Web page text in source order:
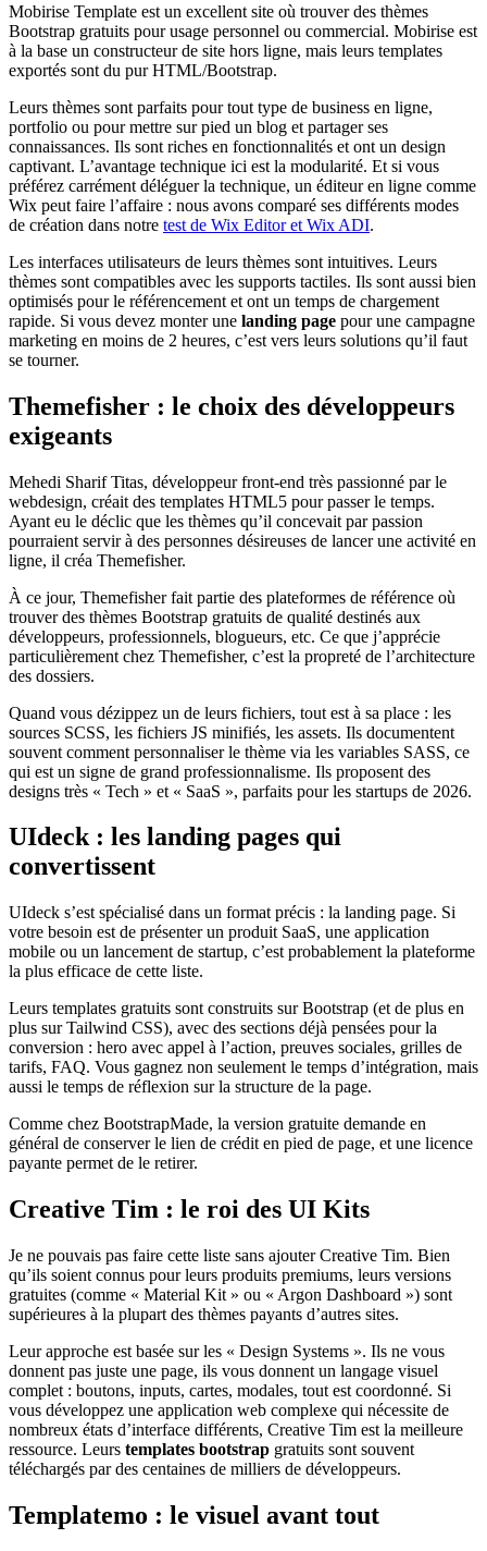
Mobirise Template est un excellent site où trouver des thèmes
Bootstrap gratuits pour usage personnel ou commercial. Mobirise est
à la base un constructeur de site hors ligne, mais leurs templates
exportés sont du pur HTML/Bootstrap.
Leurs thèmes sont parfaits pour tout type de business en ligne,
portfolio ou pour mettre sur pied un blog et partager ses
connaissances. Ils sont riches en fonctionnalités et ont un design
captivant. L’avantage technique ici est la modularité. Et si vous
préférez carrément déléguer la technique, un éditeur en ligne comme
Wix peut faire l’affaire : nous avons comparé ses différents modes
de création dans notre test de Wix Editor et Wix ADI.
Les interfaces utilisateurs de leurs thèmes sont intuitives. Leurs
thèmes sont compatibles avec les supports tactiles. Ils sont aussi bien
optimisés pour le référencement et ont un temps de chargement
rapide. Si vous devez monter une landing page pour une campagne
marketing en moins de 2 heures, c’est vers leurs solutions qu’il faut
se tourner.
Themefisher : le choix des développeurs
exigeants
Mehedi Sharif Titas, développeur front-end très passionné par le
webdesign, créait des templates HTML5 pour passer le temps.
Ayant eu le déclic que les thèmes qu’il concevait par passion
pourraient servir à des personnes désireuses de lancer une activité en
ligne, il créa Themefisher.
À ce jour, Themefisher fait partie des plateformes de référence où
trouver des thèmes Bootstrap gratuits de qualité destinés aux
développeurs, professionnels, blogueurs, etc. Ce que j’apprécie
particulièrement chez Themefisher, c’est la propreté de l’architecture
des dossiers.
Quand vous dézippez un de leurs fichiers, tout est à sa place : les
sources SCSS, les fichiers JS minifiés, les assets. Ils documentent
souvent comment personnaliser le thème via les variables SASS, ce
qui est un signe de grand professionnalisme. Ils proposent des
designs très « Tech » et « SaaS », parfaits pour les startups de 2026.
UIdeck : les landing pages qui
convertissent
UIdeck s’est spécialisé dans un format précis : la landing page. Si
votre besoin est de présenter un produit SaaS, une application
mobile ou un lancement de startup, c’est probablement la plateforme
la plus efficace de cette liste.
Leurs templates gratuits sont construits sur Bootstrap (et de plus en
plus sur Tailwind CSS), avec des sections déjà pensées pour la
conversion : hero avec appel à l’action, preuves sociales, grilles de
tarifs, FAQ. Vous gagnez non seulement le temps d’intégration, mais
aussi le temps de réflexion sur la structure de la page.
Comme chez BootstrapMade, la version gratuite demande en
général de conserver le lien de crédit en pied de page, et une licence
payante permet de le retirer.
Creative Tim : le roi des UI Kits
Je ne pouvais pas faire cette liste sans ajouter Creative Tim. Bien
qu’ils soient connus pour leurs produits premiums, leurs versions
gratuites (comme « Material Kit » ou « Argon Dashboard ») sont
supérieures à la plupart des thèmes payants d’autres sites.
Leur approche est basée sur les « Design Systems ». Ils ne vous
donnent pas juste une page, ils vous donnent un langage visuel
complet : boutons, inputs, cartes, modales, tout est coordonné. Si
vous développez une application web complexe qui nécessite de
nombreux états d’interface différents, Creative Tim est la meilleure
ressource. Leurs templates bootstrap gratuits sont souvent
téléchargés par des centaines de milliers de développeurs.
Templatemo : le visuel avant tout